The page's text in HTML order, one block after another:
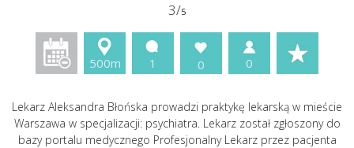
3/5
500m 1 0 0
Lekarz Aleksandra Błońska prowadzi praktykę lekarską w mieście
Warszawa w specjalizacji: psychiatra. Lekarz został zgłoszony do
bazy portalu medycznego Profesjonalny Lekarz przez pacjenta